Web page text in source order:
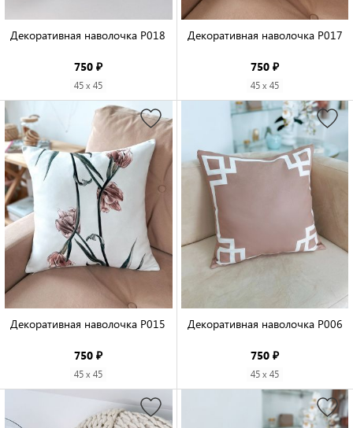
Декоративная наволочка P018
750 ₽
45 x 45
Декоративная наволочка P017
750 ₽
45 x 45
Декоративная наволочка P015
750 ₽
45 x 45
Декоративная наволочка P006
750 ₽
45 x 45